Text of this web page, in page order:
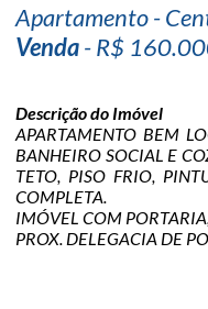
Apartamento -
Venda- R$
Descrição do Imóvel
APARTAMENTO BEM
BANHEIRO SOCIAL E
TETO, PISO FRIO,
COMPLETA.
IMÓVEL COM
PROX. DELEGACIA DE